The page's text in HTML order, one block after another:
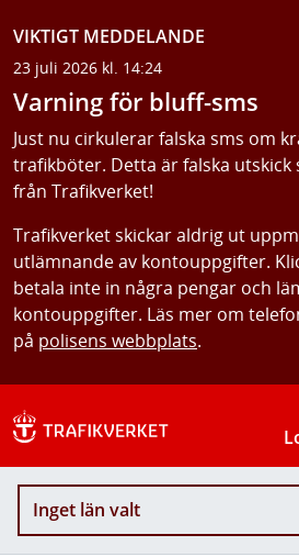
VIKTIGT MEDDELANDE
23 juli 2026 kl. 14:24
Varning för bluff-sms
Just nu cirkulerar falska sms om
trafikböter. Detta är falska
från Trafikverket!
Trafikverket skickar aldrig ut
utlämnande av kontouppgifter.
betala inte in några pengar och
kontouppgifter. Läs mer om
på polisens webbplats.
Inget län valt